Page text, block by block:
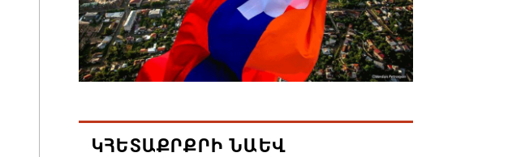
06.08.2026 12:05
Կապան քաղաքում ավարտին է հասցվել
համայնքապետարանի պատվիրատվությամբ
06.08.2026 11:58
ԿՀԵՏԱՔՐՔՐԻ ՆԱԵՎ